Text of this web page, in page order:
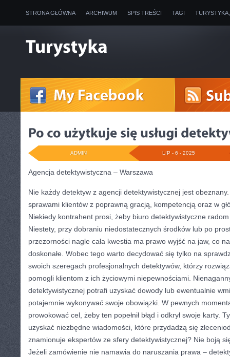
STRONA GŁÓWNA ARCHIWUM SPIS TREŚCI TAGI
LIP - 6 - 2025
ADMIN
Agencja detektywistyczna – Warszawa
Nie każdy detektyw z agencji detektywistycznej jest
sprawami klientów z poprawną gracją, kompetencją oraz w
Niekiedy kontrahent prosi, żeby biuro detektywistyczne
Niestety, przy dobraniu niedostatecznych środków lub po
przezorności nagle cała kwestia ma prawo wyjść na jaw, co
doskonałe. Wobec tego warto decydować się tylko na
swoich szeregach profesjonalnych detektywów, którzy
pomogli klientom z ich życiowymi niepewnościami.
detektywistycznej potrafi uzyskać dowody lub ewentualnie
potajemnie wykonywać swoje obowiązki. W pewnych
prowokować cel, żeby ten popełnił błąd i odkrył swoje karty.
uzyskać niezbędne wiadomości, które przydadzą się
znamionuje ekspertów ze sfery detektywistycznej? Nie boją
Jeżeli zamówienie nie namawia do naruszania prawa –